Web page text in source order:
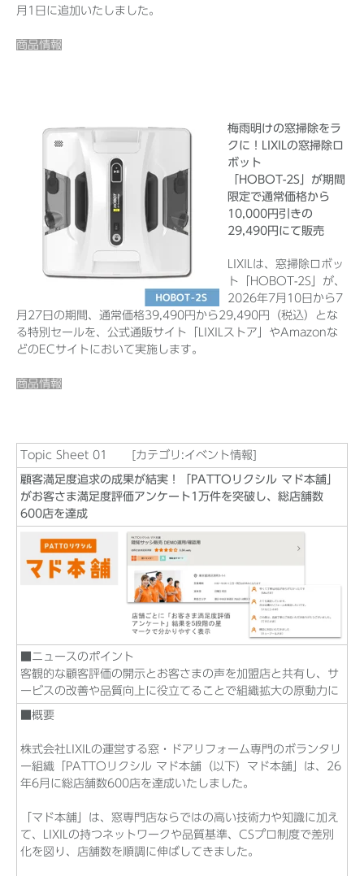
月1日に追加いたしました。
商品情報
梅雨明けの窓掃除をラ
クに！LIXILの窓掃除ロ
ボット
「HOBOT-2S」が期間
限定で通常価格から
10,000円引きの
29,490円にて販売
LIXILは、窓掃除ロボッ
ト「HOBOT-2S」が、
2026年7月10日から7
月27日の期間、通常価格39,490円から29,490円（税込）とな
る特別セールを、公式通販サイト「LIXILストア」やAmazonな
どのECサイトにおいて実施します。
商品情報
Topic Sheet 01 [カテゴリ:イベント情報]
顧客満足度追求の成果が結実！「PATTOリクシル マド本舗」
がお客さま満足度評価アンケート1万件を突破し、総店舗数
600店を達成
■ニュースのポイント
客観的な顧客評価の開示とお客さまの声を加盟店と共有し、サ
ービスの改善や品質向上に役立てることで組織拡大の原動力に
■概要
株式会社LIXILの運営する窓・ドアリフォーム専門のボランタリ
ー組織「PATTOリクシル マド本舗（以下）マド本舗」は、26
年6月に総店舗数600店を達成いたしました。
「マド本舗」は、窓専門店ならではの高い技術力や知識に加え
て、LIXILの持つネットワークや品質基準、CSプロ制度で差別
化を図り、店舗数を順調に伸ばしてきました。